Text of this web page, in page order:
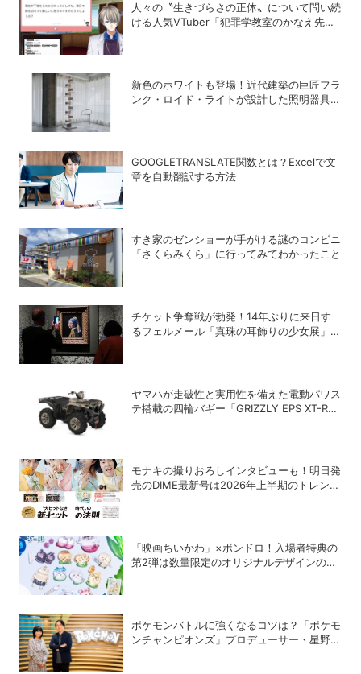
人々の〝生きづらさの正体〟について問い続
ける人気VTuber「犯罪学教室のかなえ先
新色のホワイトも登場！近代建築の巨匠フラ
ンク・ロイド・ライトが設計した照明器具の
GOOGLETRANSLATE関数とは？Excelで文
章を自動翻訳する方法
すき家のゼンショーが手がける謎のコンビニ
「さくらみくら」に行ってみてわかったこと
チケット争奪戦が勃発！14年ぶりに来日す
るフェルメール「真珠の耳飾りの少女展」の
ヤマハが走破性と実用性を備えた電動パワス
テ搭載の四輪バギー「GRIZZLY EPS XT-R」
モナキの撮りおろしインタビューも！明日発
売のDIME最新号は2026年上半期のトレンド
「映画ちいかわ」×ボンドロ！入場者特典の
第2弾は数量限定のオリジナルデザインのボ
ポケモンバトルに強くなるコツは？「ポケモ
ンチャンピオンズ」プロデューサー・星野正